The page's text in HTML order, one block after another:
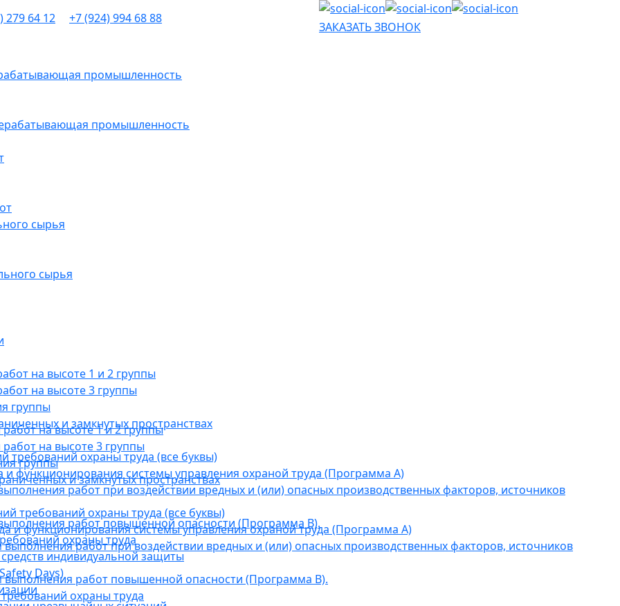
промышленность
сырья
на высоте 1 и 2 группы
на высоте 3 группы
группы
и замкнутых пространствах
требований охраны труда (все буквы)
функционирования системы управления охраной труда (Программа А)
работ при воздействии вредных и (или) опасных производственных факторов, источников
работ повышенной опасности (Программа В).
охраны труда
индивидуальной защиты
Days)
279 64 12 +7 (924) 994 68 88
ЗАКАЗАТЬ ЗВОНОК
промышленность
сырья
на высоте 1 и 2 группы
на высоте 3 группы
группы
и замкнутых пространствах
требований охраны труда (все буквы)
и функционирования системы управления охраной труда (Программа А)
работ при воздействии вредных и (или) опасных производственных факторов, источников
работ повышенной опасности (Программа В).
охраны труда